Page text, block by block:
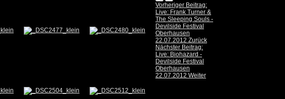
Vorheriger Beitrag:
Live: Frank Turner &
The Sleeping Souls -
Devilside Festival
Oberhausen
22.07.2012 Zurück
Nächster Beitrag:
Live: Biohazard -
Devilside Festival
Oberhausen
22.07.2012 Weiter